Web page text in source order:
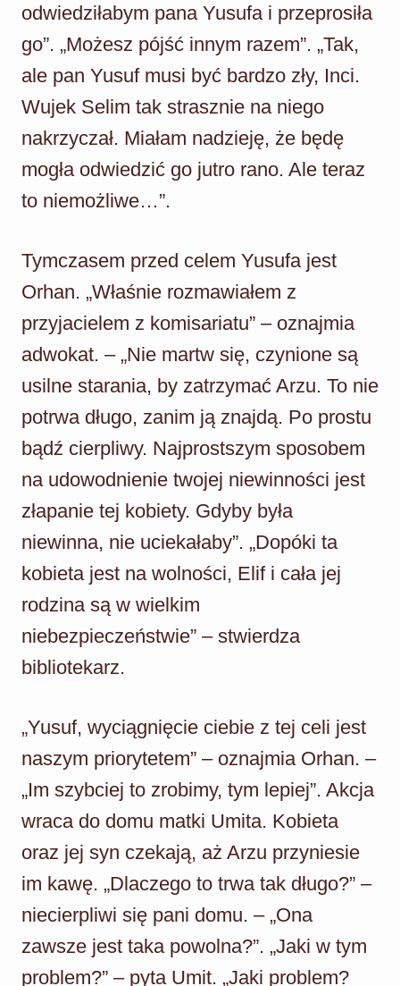
odwiedziłabym pana Yusufa i przeprosiła
go”. „Możesz pójść innym razem”. „Tak,
ale pan Yusuf musi być bardzo zły, Inci.
Wujek Selim tak strasznie na niego
nakrzyczał. Miałam nadzieję, że będę
mogła odwiedzić go jutro rano. Ale teraz
to niemożliwe…”.
Tymczasem przed celem Yusufa jest
Orhan. „Właśnie rozmawiałem z
przyjacielem z komisariatu” – oznajmia
adwokat. – „Nie martw się, czynione są
usilne starania, by zatrzymać Arzu. To nie
potrwa długo, zanim ją znajdą. Po prostu
bądź cierpliwy. Najprostszym sposobem
na udowodnienie twojej niewinności jest
złapanie tej kobiety. Gdyby była
niewinna, nie uciekałaby”. „Dopóki ta
kobieta jest na wolności, Elif i cała jej
rodzina są w wielkim
niebezpieczeństwie” – stwierdza
bibliotekarz.
„Yusuf, wyciągnięcie ciebie z tej celi jest
naszym priorytetem” – oznajmia Orhan. –
„Im szybciej to zrobimy, tym lepiej”. Akcja
wraca do domu matki Umita. Kobieta
oraz jej syn czekają, aż Arzu przyniesie
im kawę. „Dlaczego to trwa tak długo?” –
niecierpliwi się pani domu. – „Ona
zawsze jest taka powolna?”. „Jaki w tym
problem?” – pyta Umit. „Jaki problem?